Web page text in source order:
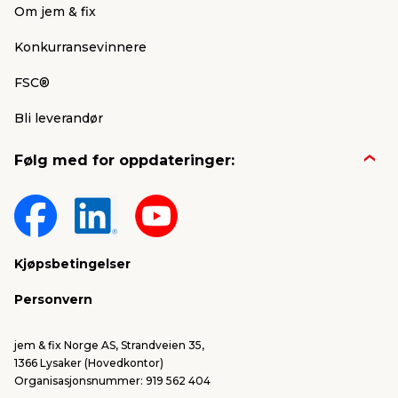
Om jem & fix
Konkurransevinnere
FSC®
Bli leverandør
Følg med for oppdateringer:
Kjøpsbetingelser
Personvern
jem & fix Norge AS, Strandveien 35,
1366 Lysaker (Hovedkontor)
Organisasjonsnummer: 919 562 404